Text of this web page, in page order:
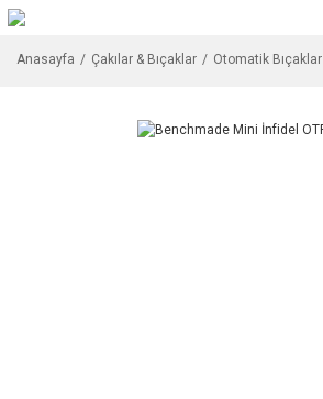
Anasayfa Çakılar & Bıçaklar Otomatik Bıçaklar